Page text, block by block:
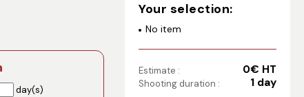
day(s)
Your selection:
No item
Estimate : 0€ HT
Shooting duration : 1 day